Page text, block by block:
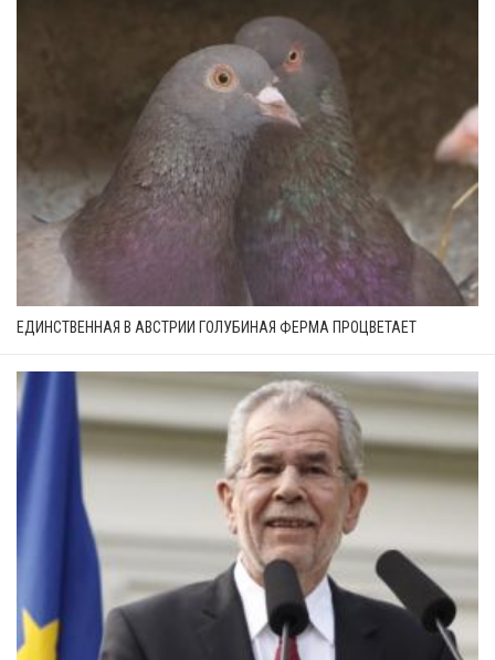
ЕДИНСТВЕННАЯ В АВСТРИИ ГОЛУБИНАЯ ФЕРМА ПРОЦВЕТАЕТ